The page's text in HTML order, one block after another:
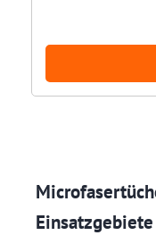
Einsatzgebiete